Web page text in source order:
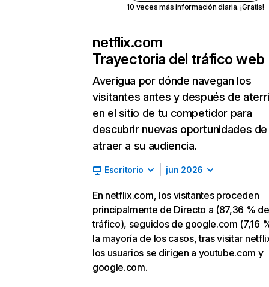
10 veces más información diaria. ¡Gratis!
netflix.com
Trayectoria del tráfico web
Averigua por dónde navegan los
visitantes antes y después de
en el sitio de tu competidor para
descubrir nuevas oportunidades de
atraer a su audiencia.
Escritorio jun 2026
En netflix.com, los visitantes proceden
principalmente de Directo a (87,36 % de
tráfico), seguidos de google.com (7,16
la mayoría de los casos, tras visitar
los usuarios se dirigen a youtube.com y
google.com.